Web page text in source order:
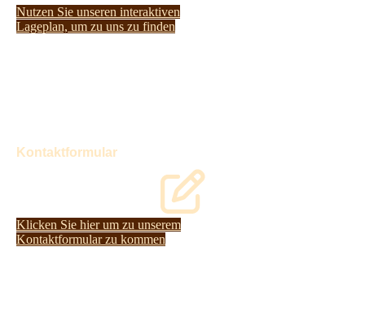
Nutzen Sie unseren interaktiven
La­ge­plan, um zu uns zu finden
Kontaktformular
Klicken Sie hier um zu unserem
Kon­takt­for­mu­lar zu kommen